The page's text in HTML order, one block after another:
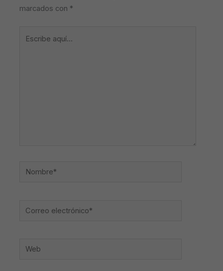
marcados con *
Nombre*
Correo
Web